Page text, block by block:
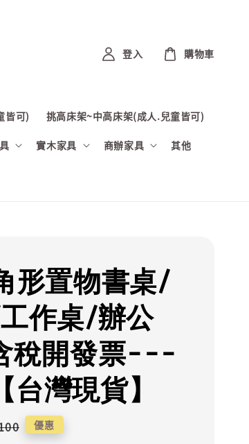
皆可) 挑高床架~中高床架(成人.兒童皆可)
實木家具 商辦家具 其他
登入 購物車
形置物書桌/
作桌/辦公
稅開發票---
灣現貨】
優惠